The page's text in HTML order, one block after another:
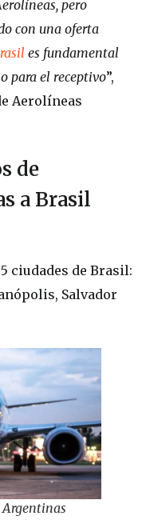
pero
con una oferta
es fundamental
para el receptivo”,
Aerolíneas
de
a Brasil
ciudades de Brasil:
Salvador
Argentinas